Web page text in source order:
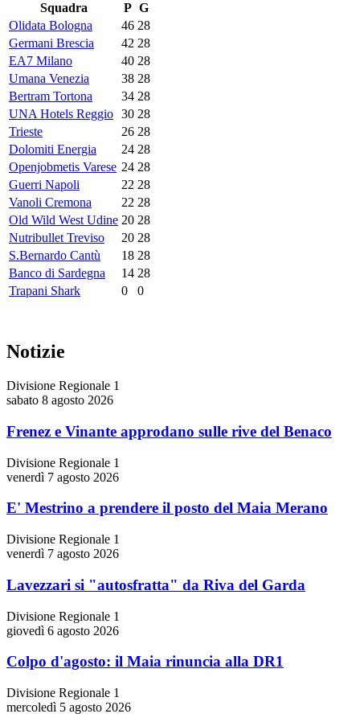
Squadra P G
Olidata Bologna
46 28
Germani Brescia
42 28
EA7 Milano
40 28
Umana Venezia
38 28
Bertram Tortona
34 28
UNA Hotels Reggio 30 28
Trieste
26 28
Dolomiti Energia
24 28
Openjobmetis Varese 24 28
Guerri Napoli
22 28
Vanoli Cremona
22 28
Old Wild West Udine 20 28
Nutribullet Treviso
20 28
S.Bernardo Cantù
18 28
Banco di Sardegna
14 28
Trapani Shark
0 0
Notizie
Divisione Regionale 1
sabato 8 agosto 2026
Frenez e Vinante approdano sulle rive del Benaco
Divisione Regionale 1
venerdì 7 agosto 2026
E' Mestrino a prendere il posto del Maia Merano
Divisione Regionale 1
venerdì 7 agosto 2026
Lavezzari si "autosfratta" da Riva del Garda
Divisione Regionale 1
giovedì 6 agosto 2026
Colpo d'agosto: il Maia rinuncia alla DR1
Divisione Regionale 1
mercoledì 5 agosto 2026